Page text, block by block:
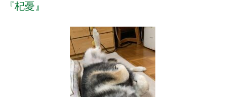
『杞憂』